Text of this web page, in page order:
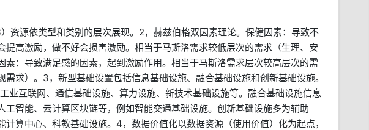
资源依类型和类别的层次展现。2，赫兹伯格双因素理论。保健因素：导致不
提高激励，做不好会损害激励。相当于马斯洛需求较低层次的需求（生理、安
素：导致满足感的因素，起到激励作用。相当于马斯洛需求层次较高层次的需
需求）。3，新型基础设置包括信息基础设施、融合基础设施和创新基础设施。
业互联网、通信基础设施、算力设施、新技术基础设施等。融合基础设施信息
工智能、云计算区块链等，例如智能交通基础设施。创新基础设施多为辅助
计算中心、科教基础设施。4，数据价值化以数据资源（使用价值）化为起点，